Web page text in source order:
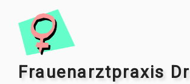
Inhalt
springen
Frauen­arzt­praxis